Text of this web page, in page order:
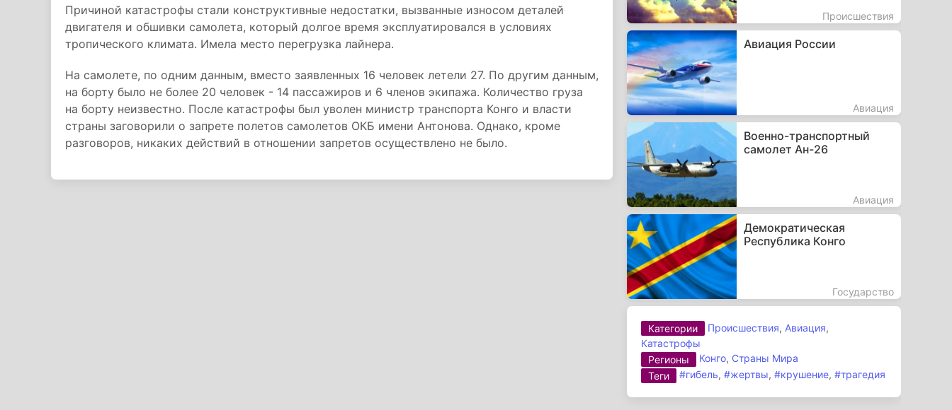
Причиной катастрофы стали конструктивные недостатки, вызванные износом деталей
двигателя и обшивки самолета, который долгое время эксплуатировался в условиях
тропического климата. Имела место перегрузка лайнера.
На самолете, по одним данным, вместо заявленных 16 человек летели 27. По другим данным,
на борту было не более 20 человек - 14 пассажиров и 6 членов экипажа. Количество груза
на борту неизвестно. После катастрофы был уволен министр транспорта Конго и власти
страны заговорили о запрете полетов самолетов ОКБ имени Антонова. Однако, кроме
разговоров, никаких действий в отношении запретов осуществлено не было.
Происшествия
Авиация России
Авиация
Военно-транспортный
самолет Ан-26
Авиация
Демократическая
Республика Конго
Государство
Категории Происшествия, Авиация,
Катастрофы
Регионы
Конго, Страны Мира
Теги
#гибель,#жертвы,#крушение,#трагедия